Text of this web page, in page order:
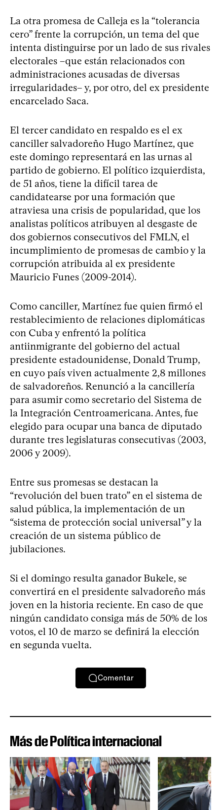
La otra promesa de Calleja es la “tolerancia
cero” frente la corrupción, un tema del que
intenta distinguirse por un lado de sus rivales
electorales –que están relacionados con
administraciones acusadas de diversas
irregularidades– y, por otro, del ex presidente
encarcelado Saca.
El tercer candidato en respaldo es el ex
canciller salvadoreño Hugo Martínez, que
este domingo representará en las urnas al
partido de gobierno. El político izquierdista,
de 51 años, tiene la difícil tarea de
candidatearse por una formación que
atraviesa una crisis de popularidad, que los
analistas políticos atribuyen al desgaste de
dos gobiernos consecutivos del FMLN, el
incumplimiento de promesas de cambio y la
corrupción atribuida al ex presidente
Mauricio Funes (2009-2014).
Como canciller, Martínez fue quien firmó el
restablecimiento de relaciones diplomáticas
con Cuba y enfrentó la política
antiinmigrante del gobierno del actual
presidente estadounidense, Donald Trump,
en cuyo país viven actualmente 2,8 millones
de salvadoreños. Renunció a la cancillería
para asumir como secretario del Sistema de
la Integración Centroamericana. Antes, fue
elegido para ocupar una banca de diputado
durante tres legislaturas consecutivas (2003,
2006 y 2009).
Entre sus promesas se destacan la
“revolución del buen trato” en el sistema de
salud pública, la implementación de un
“sistema de protección social universal” y la
creación de un sistema público de
jubilaciones.
Si el domingo resulta ganador Bukele, se
convertirá en el presidente salvadoreño más
joven en la historia reciente. En caso de que
ningún candidato consiga más de 50% de los
votos, el 10 de marzo se definirá la elección
en segunda vuelta.
Comentar
Más de Política internacional